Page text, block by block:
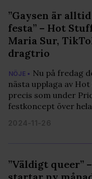
”Gaysen är
festa” – Hot
Maria Sur,
dragtrio
NÖJE • Nu på fredag
nästa upplaga av
precis som under
festkoncept över
2024-11-26
”Väldigt queer”